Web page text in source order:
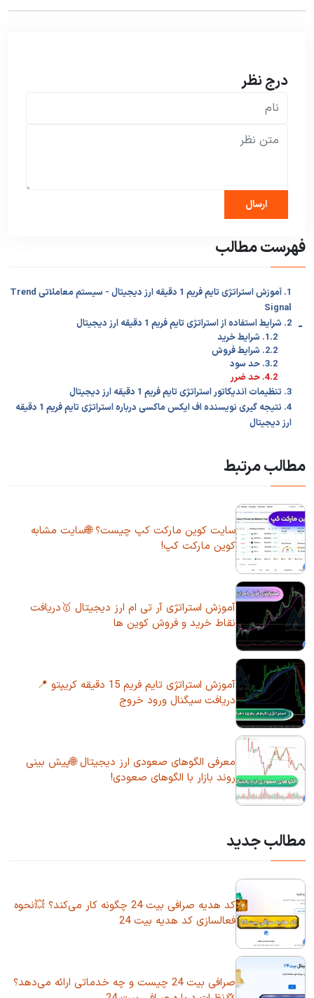
درج نظر
فهرست مطالب
1. آموزش استراتژی تایم فریم 1 دقیقه ارز دیجیتال - سیستم معاملاتی Trend
Signal
2. شرایط استفاده از استراتژی تایم فریم 1 دقیقه ارز دیجیتال -
1.2. شرایط خرید
2.2. شرایط فروش
3.2. حد سود
4.2. حد ضرر
3. تنظیمات اندیکاتور استراتژی تایم فریم 1 دقیقه ارز دیجیتال
4. نتیجه گیری نویسنده اف ایکس ماکسی درباره استراتژی تایم فریم 1 دقیقه
ارز دیجیتال
مطالب مرتبط
سایت کوین مارکت کپ چیست؟ 🌐سایت مشابه
کوین مارکت کپ!
آموزش استراتژی آر تی ام ارز دیجیتال 🥇دریافت
نقاط خرید و فروش کوین ها
آموزش استراتژی تایم فریم 15 دقیقه کریپتو 📍
دریافت سیگنال ورود خروج
معرفی الگوهای صعودی ارز دیجیتال 🌐پیش بینی
روند بازار با الگوهای صعودی!
مطالب جدید
کد هدیه صرافی بیت 24 چگونه کار می‌کند؟ 💥نحوه
فعالسازی کد هدیه بیت 24
صرافی بیت 24 چیست و چه خدماتی ارائه می‌دهد؟